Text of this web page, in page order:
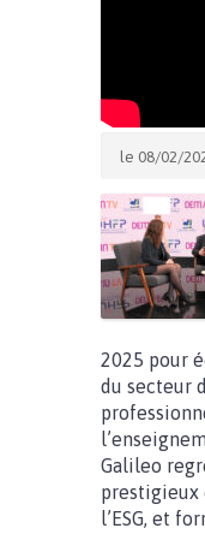
le 08/02/
2025 pour
du secteur
Galileo
prestigieux
l’ESG, et